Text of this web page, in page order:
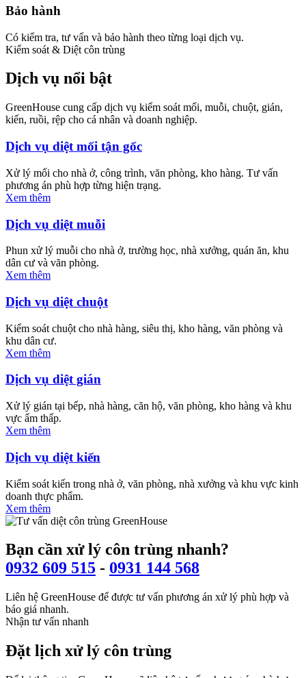
Bảo hành
Có kiểm tra, tư vấn và bảo hành theo từng loại dịch vụ.
Kiểm soát & Diệt côn trùng
Dịch vụ nổi bật
GreenHouse cung cấp dịch vụ kiểm soát mối, muỗi, chuột, gián,
kiến, ruồi, rệp cho cá nhân và doanh nghiệp.
Dịch vụ diệt mối tận gốc
Xử lý mối cho nhà ở, công trình, văn phòng, kho hàng. Tư vấn
phương án phù hợp từng hiện trạng.
Xem thêm
Dịch vụ diệt muỗi
Phun xử lý muỗi cho nhà ở, trường học, nhà xưởng, quán ăn, khu
dân cư và văn phòng.
Xem thêm
Dịch vụ diệt chuột
Kiểm soát chuột cho nhà hàng, siêu thị, kho hàng, văn phòng và
khu dân cư.
Xem thêm
Dịch vụ diệt gián
Xử lý gián tại bếp, nhà hàng, căn hộ, văn phòng, kho hàng và khu
vực ẩm thấp.
Xem thêm
Dịch vụ diệt kiến
Kiểm soát kiến trong nhà ở, văn phòng, nhà xưởng và khu vực kinh
doanh thực phẩm.
Xem thêm
Bạn cần xử lý côn trùng nhanh?
0932 609 515 - 0931 144 568
Liên hệ GreenHouse để được tư vấn phương án xử lý phù hợp và
báo giá nhanh.
Nhận tư vấn nhanh
Đặt lịch xử lý côn trùng